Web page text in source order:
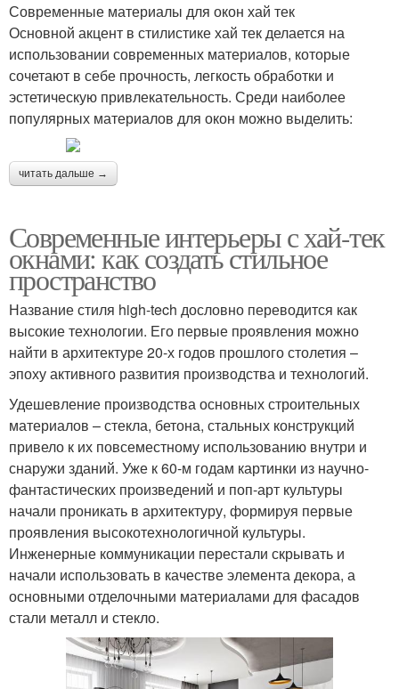
Современные материалы для окон хай тек
Основной акцент в стилистике хай тек делается на
использовании современных материалов, которые
сочетают в себе прочность, легкость обработки и
эстетическую привлекательность. Среди наиболее
популярных материалов для окон можно выделить:
читать дальше →
Современные интерьеры с хай-тек
окнами: как создать стильное
пространство
Название стиля high-tech дословно переводится как
высокие технологии. Его первые проявления можно
найти в архитектуре 20-х годов прошлого столетия –
эпоху активного развития производства и технологий.
Удешевление производства основных строительных
материалов – стекла, бетона, стальных конструкций
привело к их повсеместному использованию внутри и
снаружи зданий. Уже к 60-м годам картинки из научно-
фантастических произведений и поп-арт культуры
начали проникать в архитектуру, формируя первые
проявления высокотехнологичной культуры.
Инженерные коммуникации перестали скрывать и
начали использовать в качестве элемента декора, а
основными отделочными материалами для фасадов
стали металл и стекло.